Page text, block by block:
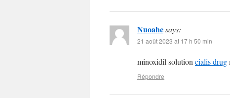
Nuoahesays:
21 août 2023 at 17 h 50 min
minoxidil solution cialis drug
Répondre